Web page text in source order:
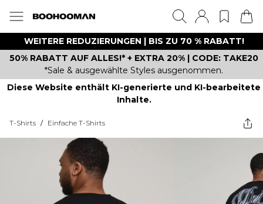
WEITERE REDUZIERUNGEN | BIS ZU 70 % RABATT!
50% RABATT AUF ALLES!* + EXTRA 20% | CODE: TAKE20
*Sale & ausgewählte Styles ausgenommen.
Diese Website enthält KI-generierte und KI-bearbeitete
Inhalte.
T-Shirts / Einfache T-Shirts